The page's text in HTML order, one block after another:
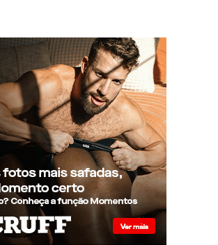
“românticas” em iate
Presença de Shangela faz
estrelas de RuPaul’s Drag Race
abandonarem festa de
aniversário de Kennedy
Davenport